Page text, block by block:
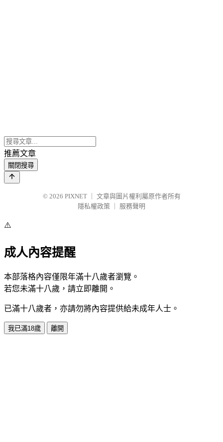
推薦文章
關閉搜尋
© 2026 PIXNET
文章與圖片權利屬原作者所有
隱私權政策
服務聲明
⚠️
成人內容提醒
本部落格內容僅限年滿十八歲者瀏覽。
若您未滿十八歲，請立即離開。
已滿十八歲者，亦請勿將內容提供給未成年人士。
我已滿18歲 離開